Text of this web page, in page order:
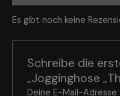
Es gibt noch keine
Schreibe die
„Jogginghose
Deine E-Mail-